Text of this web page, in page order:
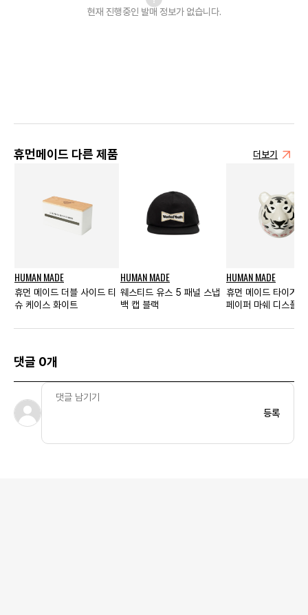
현재 진행중인 발매 정보가 없습니다.
휴먼메이드 다른 제품 더보기
HUMAN MADE
휴먼 메이드 더블 사이드 티
슈 케이스 화이트
HUMAN MADE
웨스티드 유스 5 패널 스냅
백 캡 블랙
HUMAN MADE
휴먼 메이드 타이거
페이퍼 마쉐 디스플
댓글 0개
등록